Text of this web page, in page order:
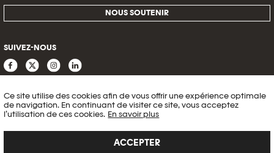
Ce site utilise des cookies afin de vous offrir une expérience optimale
de navigation. En continuant de visiter ce site, vous acceptez
l’utilisation de ces cookies. En savoir plus
ACCEPTER
NOUS SOUTENIR
SUIVEZ-NOUS